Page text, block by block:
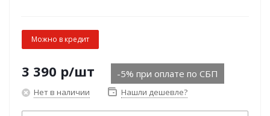
Можно в кредит
3 390 р/шт -5% при оплате по СБП
Нет в наличии Нашли дешевле?